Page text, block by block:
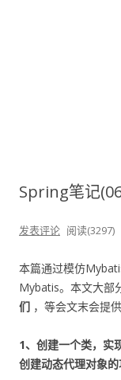
Spring笔记
发表评论 阅读(3297)
本篇通过模仿
Mybatis。本文大部
们 ，等会文末会提
1、创建一个类，
创建动态代理对象的